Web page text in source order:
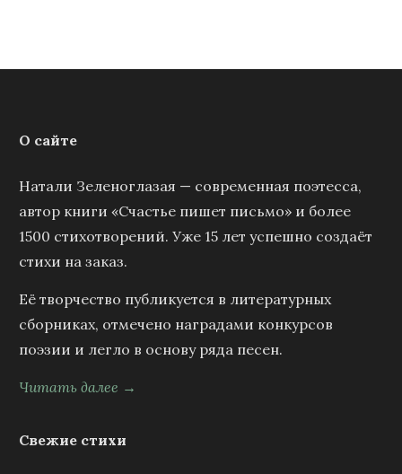
О сайте
Натали Зеленоглазая — современная поэтесса,
автор книги «Счастье пишет письмо» и более
1500 стихотворений. Уже 15 лет успешно создаёт
стихи на заказ.
Её творчество публикуется в литературных
сборниках, отмечено наградами конкурсов
поэзии и легло в основу ряда песен.
Читать далее →
Свежие стихи